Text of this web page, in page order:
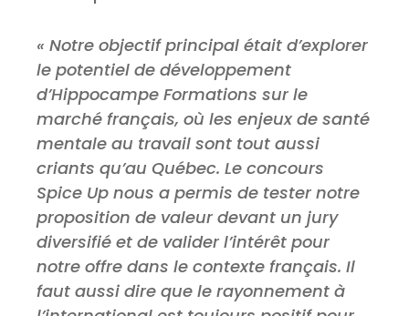
« Notre objectif principal était d’explorer
le potentiel de développement
d’Hippocampe Formations sur le
marché français, où les enjeux de santé
mentale au travail sont tout aussi
criants qu’au Québec. Le concours
Spice Up nous a permis de tester notre
proposition de valeur devant un jury
diversifié et de valider l’intérêt pour
notre offre dans le contexte français. Il
faut aussi dire que le rayonnement à